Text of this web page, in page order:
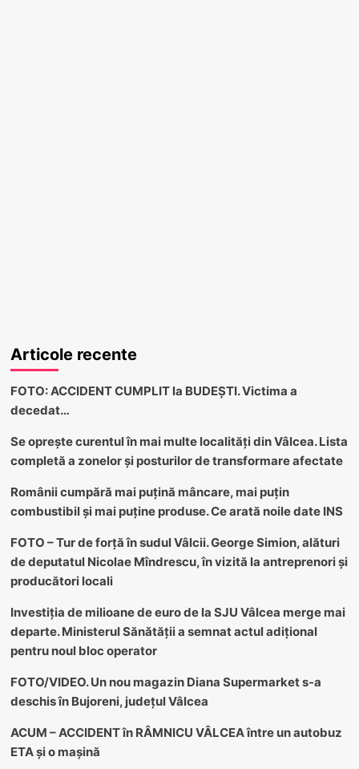
Articole recente
FOTO: ACCIDENT CUMPLIT la BUDEȘTI. Victima a
decedat…
Se oprește curentul în mai multe localități din Vâlcea. Lista
completă a zonelor și posturilor de transformare afectate
Românii cumpără mai puțină mâncare, mai puțin
combustibil și mai puține produse. Ce arată noile date INS
FOTO – Tur de forță în sudul Vâlcii. George Simion, alături
de deputatul Nicolae Mîndrescu, în vizită la antreprenori și
producători locali
Investiția de milioane de euro de la SJU Vâlcea merge mai
departe. Ministerul Sănătății a semnat actul adițional
pentru noul bloc operator
FOTO/VIDEO. Un nou magazin Diana Supermarket s-a
deschis în Bujoreni, județul Vâlcea
ACUM – ACCIDENT în RÂMNICU VÂLCEA între un autobuz
ETA și o mașină